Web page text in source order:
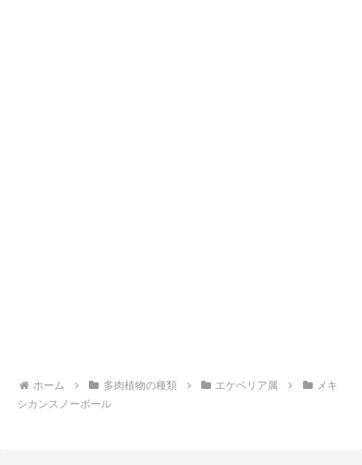
ホーム 多肉植物の種類 エケベリア属
メキ
シカンスノーボール